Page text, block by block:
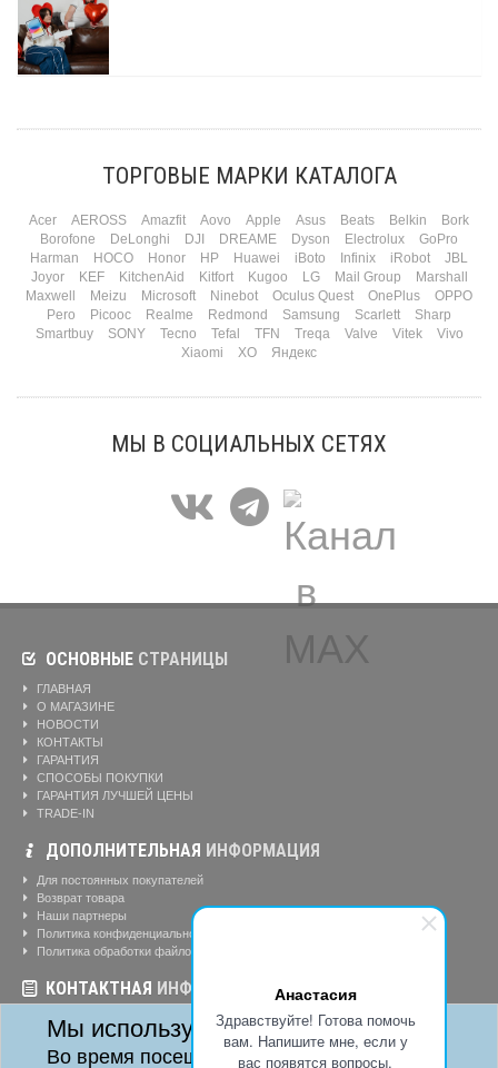
Анастасия
Здравствуйте! Готова помочь
вам. Напишите мне, если у
вас появятся вопросы.
при виде новой коробки.
марта — контрольный выстрел по кошельку. Начнем с первого — потому что он
ТОРГОВЫЕ МАРКИ КАТАЛОГА
Acer AEROSS Amazfit Aovo Apple Asus Beats Belkin
Bork
Borofone
DeLonghi DJI DREAME Dyson Electrolux
GoPro
Harman
HOCO Honor HP Huawei iBoto Infinix iRobot
JBL
Joyor
KEF KitchenAid Kitfort Kugoo LG Mail Group
Marshall
Maxwell
Meizu Microsoft Ninebot Oculus Quest OnePlus
OPPO
Pero
Picooc Realme Redmond Samsung Scarlett
Sharp
Smartbuy
SONY Tecno Tefal TFN Treqa Valve Vitek
Vivo
Xiaomi
XO Яндекс
МЫ В СОЦИАЛЬНЫХ СЕТЯХ
Мы используем cookie
Во время посещения сайта
ОСНОВНЫЕ СТРАНИЦЫ
ГЛАВНАЯ
О МАГАЗИНЕ
НОВОСТИ
КОНТАКТЫ
ГАРАНТИЯ
СПОСОБЫ ПОКУПКИ
ГАРАНТИЯ ЛУЧШЕЙ ЦЕНЫ
TRADE-IN
ДОПОЛНИТЕЛЬНАЯ ИНФОРМАЦИЯ
Для постоянных покупателей
Возврат товара
Наши партнеры
Политика конфиденциальности
Политика обработки файлов cookie
КОНТАКТНАЯ ИНФОРМАЦИЯ
Режим работы магазина:
Ежедневно: 10:00-20:00
Телефоны:
8-904-895-02-20